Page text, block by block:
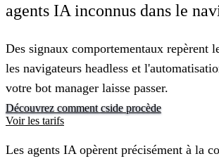
agents IA inconnus dans le
Des signaux comportementaux repèrent
les navigateurs headless et
votre bot manager laisse passer.
Découvrez comment cside procède
Voir les tarifs
Les agents IA opèrent précisément à la